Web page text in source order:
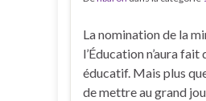
La nomination de la
l’Éducation n’aura
éducatif. Mais plus
de mettre au grand